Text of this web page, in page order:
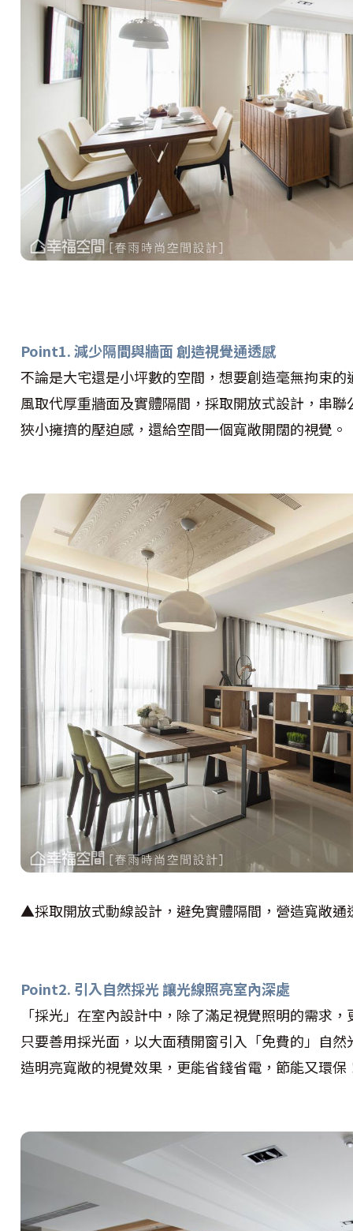
Point1. 減少隔間與牆面 創造視覺通透感
不論是大宅還是小坪數的空間，想要創造毫無拘束
風取代厚重牆面及實體隔間，採取開放式設計，串
狹小擁擠的壓迫感，還給空間一個寬敞開闊的視覺。
▲採取開放式動線設計，避免實體隔間，營造寬敞通
Point2. 引入自然採光 讓光線照亮室內深處
「採光」在室內設計中，除了滿足視覺照明的需求
只要善用採光面，以大面積開窗引入「免費的」自
造明亮寬敞的視覺效果，更能省錢省電，節能又環保